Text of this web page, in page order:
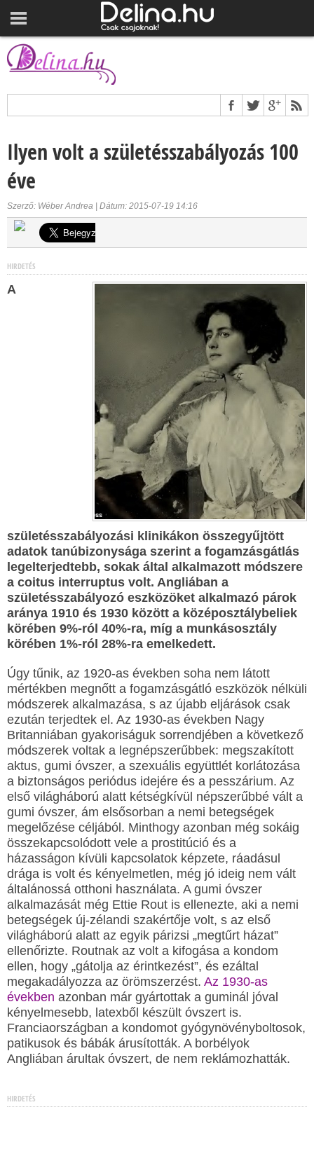
Ilyen volt a születésszabályozás 100
éve
Szerző: Wéber Andrea | Dátum: 2015-07-19 14:16
HIRDETÉS
A
születésszabályozási klinikákon összegyűjtött
adatok tanúbizonysága szerint a fogamzásgátlás
legelterjedtebb, sokak által alkalmazott módszere
a coitus interruptus volt. Angliában a
születésszabályozó eszközöket alkalmazó párok
aránya 1910 és 1930 között a középosztálybeliek
körében 9%-ról 40%-ra, míg a munkásosztály
körében 1%-ról 28%-ra emelkedett.
Úgy tűnik, az 1920-as években soha nem látott
mértékben megnőtt a fogamzásgátló eszközök nélküli
módszerek alkalmazása, s az újabb eljárások csak
ezután terjedtek el. Az 1930-as években Nagy
Britanniában gyakoriságuk sorrendjében a következő
módszerek voltak a legnépszerűbbek: megszakított
aktus, gumi óvszer, a szexuális együttlét korlátozása
a biztonságos periódus idejére és a pesszárium. Az
első világháború alatt kétségkívül népszerűbbé vált a
gumi óvszer, ám elsősorban a nemi betegségek
megelőzése céljából. Minthogy azonban még sokáig
összekapcsolódott vele a prostitúció és a
házasságon kívüli kapcsolatok képzete, ráadásul
drága is volt és kényelmetlen, még jó ideig nem vált
általánossá otthoni használata. A gumi óvszer
alkalmazását még Ettie Rout is ellenezte, aki a nemi
betegségek új-zélandi szakértője volt, s az első
világháború alatt az egyik párizsi „megtűrt házat”
ellenőrizte. Routnak az volt a kifogása a kondom
ellen, hogy „gátolja az érintkezést”, és ezáltal
megakadályozza az örömszerzést. Az 1930-as
években azonban már gyártottak a guminál jóval
kényelmesebb, latexből készült óvszert is.
Franciaországban a kondomot gyógynövényboltosok,
patikusok és bábák árusították. A borbélyok
Angliában árultak óvszert, de nem reklámozhatták.
HIRDETÉS